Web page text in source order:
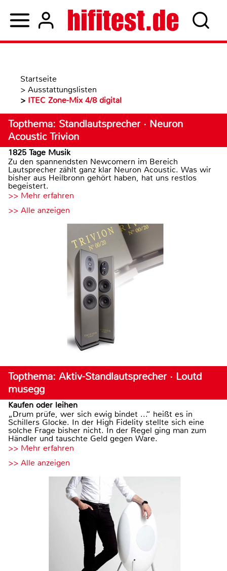
Startseite
> Ausstattungslisten
> ITEC Zone-Mix 4/8 digital
Topthema: Standlautsprecher · Neuron
Acoustic Trivion
1825 Tage Musik
Zu den spannendsten Newcomern im Bereich
Lautsprecher zählt ganz klar Neuron Acoustic. Was wir
bisher aus Heilbronn gehört haben, hat uns restlos
begeistert.
>> Mehr erfahren
>> Alle anzeigen
Topthema: Aktiv-Standlautsprecher · Loutd
musegg
Kaufen oder leihen
„Drum prüfe, wer sich ewig bindet ...“ heißt es in
Schillers Glocke. In der High Fidelity stellte sich eine
solche Frage bisher nicht. In der Regel ging man zum
Händler und tauschte Geld gegen Ware.
>> Mehr erfahren
>> Alle anzeigen